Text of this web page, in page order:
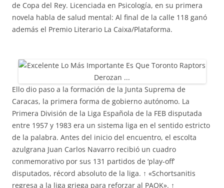
de Copa del Rey. Licenciada en Psicología, en su primera
novela habla de salud mental: Al final de la calle 118 ganó
además el Premio Literario La Caixa/Plataforma.
Ello dio paso a la formación de la Junta Suprema de
Caracas, la primera forma de gobierno autónomo. La
Primera División de la Liga Española de la FEB disputada
entre 1957 y 1983 era un sistema liga en el sentido estricto
de la palabra. Antes del inicio del encuentro, el escolta
azulgrana Juan Carlos Navarro recibió un cuadro
conmemorativo por sus 131 partidos de ‘play-off’
disputados, récord absoluto de la liga. ↑ «Schortsanitis
regresa a la liga griega para reforzar al PAOK». ↑